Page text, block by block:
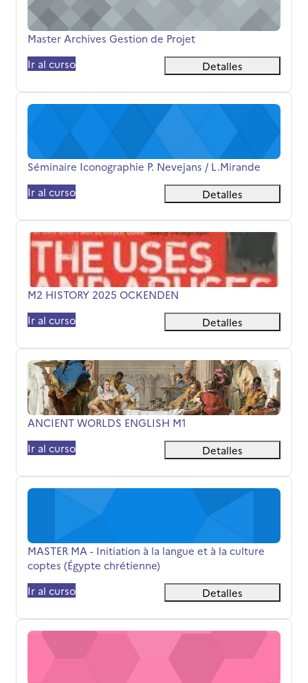
Nombre del curso
Master Archives Gestion de Projet
Ir al curso
Detalles
Séminaire Iconographie P. Nevejans / L.Mirande
Nombre del curso
Séminaire Iconographie P. Nevejans / L.Mirande
Ir al curso
Detalles
M2 HISTORY 2025 OCKENDEN
Nombre del curso
M2 HISTORY 2025 OCKENDEN
Ir al curso
Detalles
ANCIENT WORLDS ENGLISH M1
Nombre del curso
ANCIENT WORLDS ENGLISH M1
Ir al curso
Detalles
MASTER MA - Initiation à la langue et à la culture coptes
Nombre del curso
MASTER MA - Initiation à la langue et à la culture
coptes (Égypte chrétienne)
Ir al curso
Detalles
Latin médiéval Belliart 2025-2026